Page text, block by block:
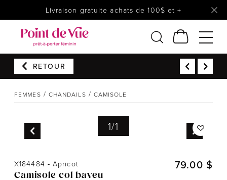
Livraison gratuite achats de 100$ et +
Lingerie
Chaussures
RETOUR
FEMMES CHANDAILS CAMISOLE
1/1
X184484 - Apricot
Camisole col baveu
79.00 $